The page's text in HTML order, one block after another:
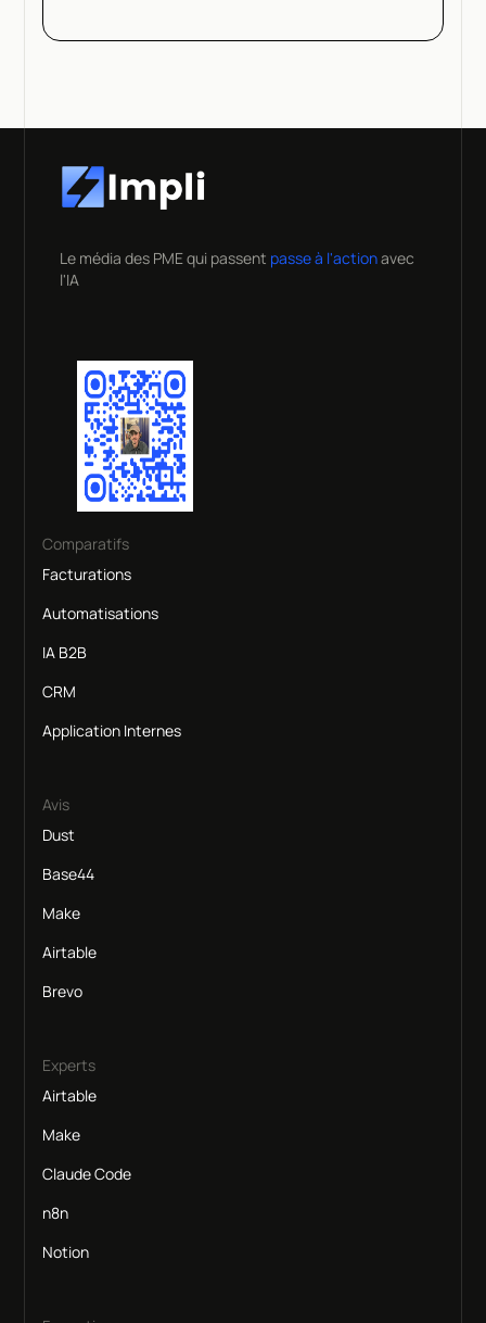
Le média des PME qui passent passe à l'actionavec
l'IA
Comparatifs
Facturations
Automatisations
IA B2B
CRM
Application Internes
Avis
Dust
Base44
Make
Airtable
Brevo
Experts
Airtable
Make
Claude Code
n8n
Notion